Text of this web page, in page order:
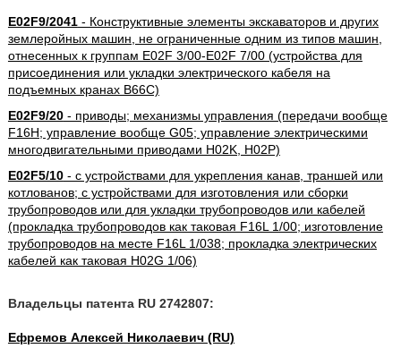
E02F9/2041- Конструктивные элементы экскаваторов и других
землеройных машин, не ограниченные одним из типов машин,
отнесенных к группам E02F 3/00-E02F 7/00 (устройства для
присоединения или укладки электрического кабеля на
подъемных кранах B66C)
E02F9/20- приводы; механизмы управления (передачи вообще
F16H; управление вообще G05; управление электрическими
многодвигательными приводами H02K, H02P)
E02F5/10- с устройствами для укрепления канав, траншей или
котлованов; с устройствами для изготовления или сборки
трубопроводов или для укладки трубопроводов или кабелей
(прокладка трубопроводов как таковая F16L 1/00; изготовление
трубопроводов на месте F16L 1/038; прокладка электрических
кабелей как таковая H02G 1/06)
Владельцы патента RU 2742807:
Ефремов Алексей Николаевич (RU)